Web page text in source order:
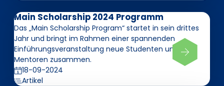
Main Scholarship 2024 Programm
Das „Main Scholarship Program“ startet in sein drittes
Jahr und bringt im Rahmen einer spannenden
Einführungsveranstaltung neue Studenten und
Mentoren zusammen.
18-09-2024
Artikel